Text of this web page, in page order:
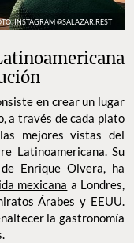
INSTAGRAM @SALAZAR.REST
en crear un lugar
a través de cada plato
mejores vistas del
Latinoamericana. Su
Enrique Olvera, ha
mexicana a Londres,
Árabes y EEUU.
la gastronomía